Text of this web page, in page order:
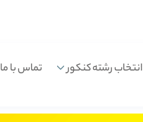
انتخاب رشته کنکور تماس با ما